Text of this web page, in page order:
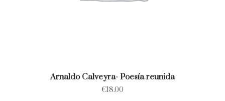
Arnaldo Calveyra- Poesía reunida
€18.00